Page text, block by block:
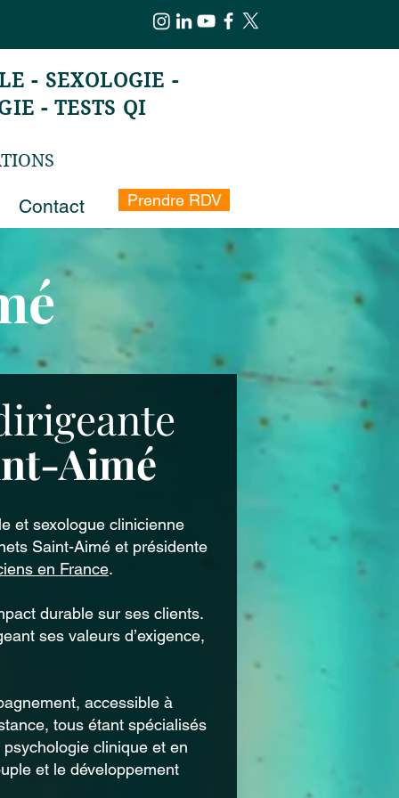
- SEXOLOGIE -
- TESTS QI
Contact Prendre RDV
Aimé
et sexologue clinicienne
Saint-Aimé et présidente
en France.
durable sur ses clients.
ses valeurs d’exigence,
accessible à
tous étant spécialisés
clinique et en
et le développement